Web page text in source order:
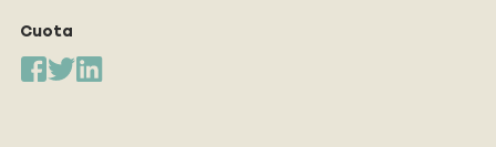
ENFOQUE
Cuota